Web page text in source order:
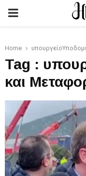
PRIMARY
Home
Tag :
και